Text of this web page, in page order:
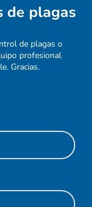
de plagas
de plagas o
profesional
Gracias.